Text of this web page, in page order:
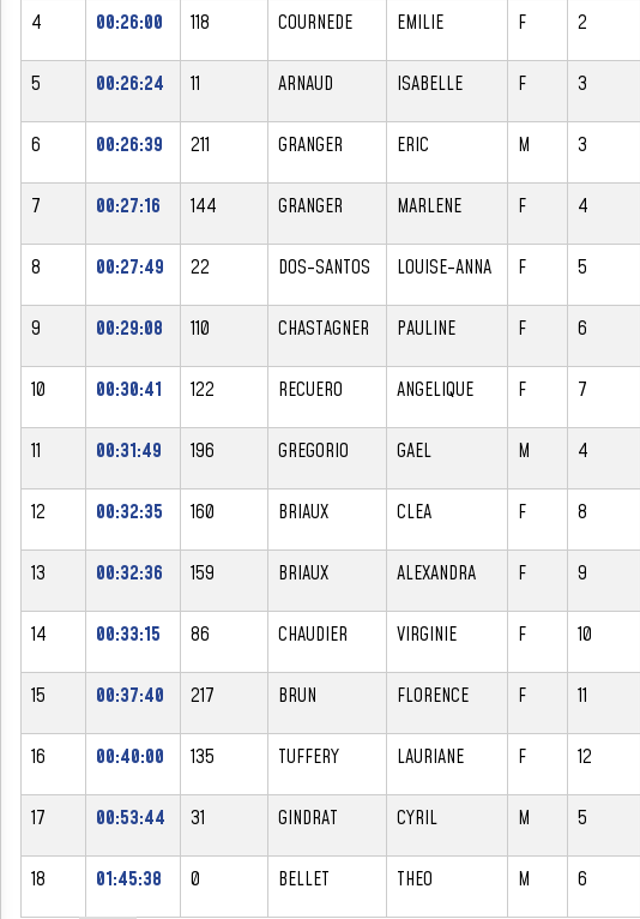
4 00:26:00 118 COURNEDE EMILIE F 2
5 00:26:24 11 ARNAUD ISABELLE F 3
6 00:26:39 211 GRANGER ERIC M 3
7 00:27:16 144 GRANGER MARLENE F 4
8 00:27:49 22 DOS-SANTOS LOUISE-ANNA F 5
9 00:29:08 110 CHASTAGNER PAULINE F 6
10 00:30:41 122 RECUERO ANGELIQUE F 7
11 00:31:49 196 GREGORIO GAEL M 4
12 00:32:35 160 BRIAUX CLEA F 8
13 00:32:36 159 BRIAUX ALEXANDRA F 9
14 00:33:15 86 CHAUDIER VIRGINIE F 10
15 00:37:40 217 BRUN FLORENCE F 11
16 00:40:00 135 TUFFERY LAURIANE F 12
17 00:53:44 31 GINDRAT CYRIL M 5
18 01:45:38 0 BELLET THEO M 6